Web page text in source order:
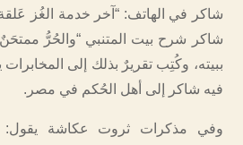
شاكر في الهاتف: “آخر خدمة الغُز
شاكر شرح بيت المتنبي “والحُرُّ ممتحَنٌ
ببيته، وكُتِب تقريرٌ بذلك إلى
فيه شاكر إلى أهل الحُكم في مصر.
وفي مذكرات ثروت عكاشة يقول: